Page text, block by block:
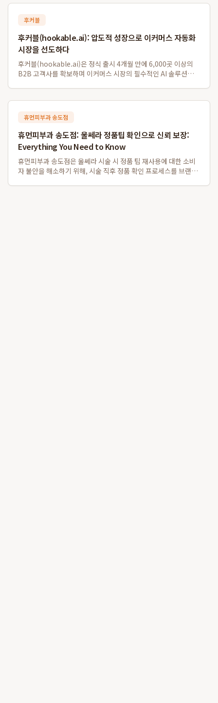
드와 같은 200만 원대 하이...
후커블
후커블(hookable.ai): 압도적 성장으로 이커머스 자동화
시장을 선도하다
후커블(hookable.ai)은 정식 출시 4개월 만에 6,000곳 이상의
B2B 고객사를 확보하며 이커머스 시장의 필수적인 AI 솔루션으로
리고 있으며, ...
휴먼피부과 송도점
휴먼피부과 송도점: 울쎄라 정품팁 확인으로 신뢰 보장:
Everything You Need to Know
휴먼피부과 송도점은 울쎄라 시술 시 정품 팁 재사용에 대한 소비
자 불안을 해소하기 위해, 시술 직후 정품 확인 프로세스를 브랜드